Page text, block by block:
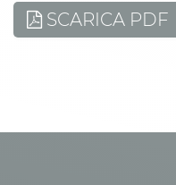
SCARICA PDF